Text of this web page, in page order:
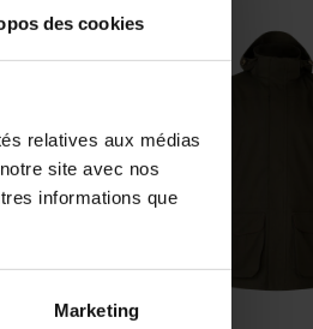
des cookies
relatives aux médias
site avec nos
informations que
Marketing